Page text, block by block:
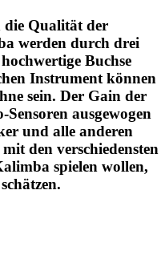
Qualität der
werden durch drei
Buchse
Instrument können
sein. Der Gain der
ausgewogen
und alle anderen
den verschiedensten
spielen wollen,